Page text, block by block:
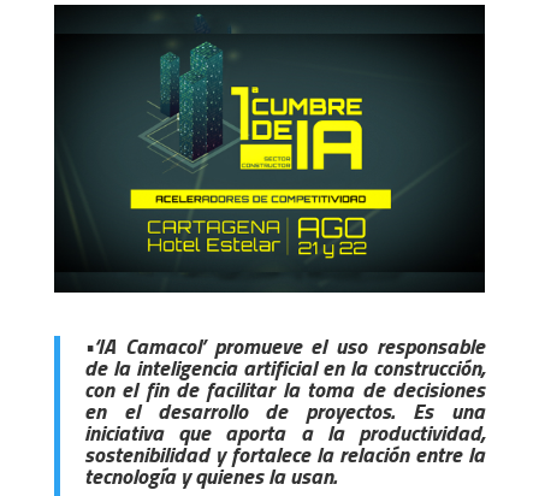
•‘IA Camacol’ promueve el uso responsable
de la inteligencia artificial en la construcción,
con el fin de facilitar la toma de decisiones
en el desarrollo de proyectos. Es una
iniciativa que aporta a la productividad,
sostenibilidad y fortalece la relación entre la
tecnología y quienes la usan.